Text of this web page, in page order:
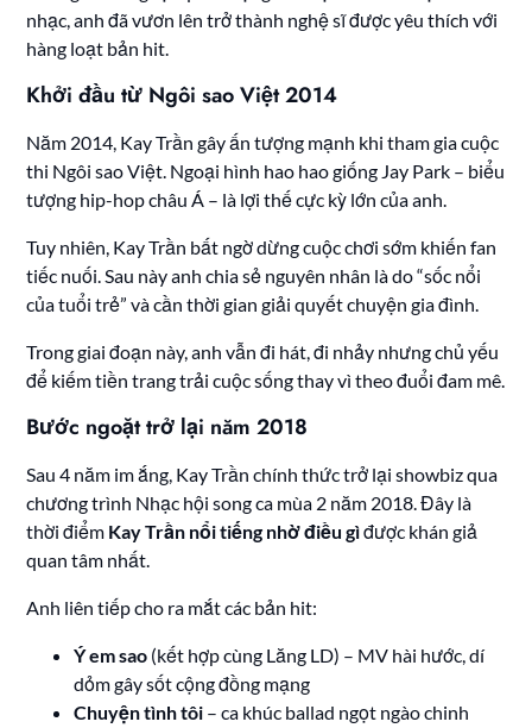
nhạc, anh đã vươn lên trở thành nghệ sĩ được yêu thích với
hàng loạt bản hit.
Khởi đầu từ Ngôi sao Việt 2014
Năm 2014, Kay Trần gây ấn tượng mạnh khi tham gia cuộc
thi Ngôi sao Việt. Ngoại hình hao hao giống Jay Park – biểu
tượng hip-hop châu Á – là lợi thế cực kỳ lớn của anh.
Tuy nhiên, Kay Trần bất ngờ dừng cuộc chơi sớm khiến fan
tiếc nuối. Sau này anh chia sẻ nguyên nhân là do “sốc nổi
của tuổi trẻ” và cần thời gian giải quyết chuyện gia đình.
Trong giai đoạn này, anh vẫn đi hát, đi nhảy nhưng chủ yếu
để kiếm tiền trang trải cuộc sống thay vì theo đuổi đam mê.
Bước ngoặt trở lại năm 2018
Sau 4 năm im ắng, Kay Trần chính thức trở lại showbiz qua
chương trình Nhạc hội song ca mùa 2 năm 2018. Đây là
thời điểm Kay Trần nổi tiếng nhờ điều gìđược khán giả
quan tâm nhất.
Anh liên tiếp cho ra mắt các bản hit:
Ý em sao (kết hợp cùng Lăng LD) – MV hài hước, dí
dỏm gây sốt cộng đồng mạng
Chuyện tình tôi – ca khúc ballad ngọt ngào chinh